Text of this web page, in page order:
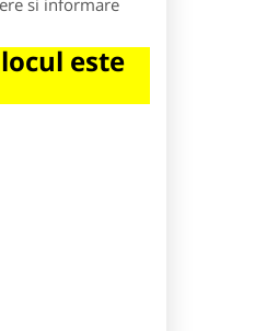
si informare
este